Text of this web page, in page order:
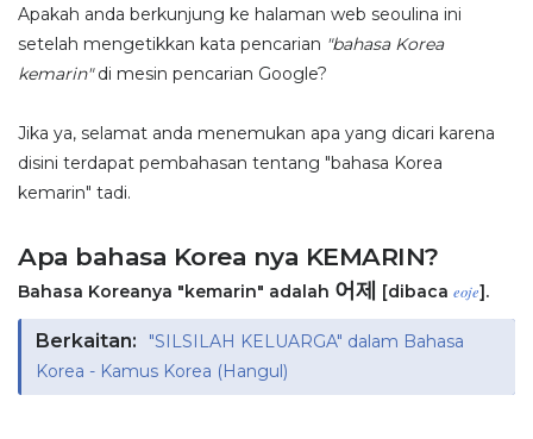
Apakah anda berkunjung ke halaman web seoulina ini
setelah mengetikkan kata pencarian "bahasa Korea
kemarin"di mesin pencarian Google?
Jika ya, selamat anda menemukan apa yang dicari karena
disini terdapat pembahasan tentang "bahasa Korea
kemarin" tadi.
Apa bahasa Korea nya KEMARIN?
Bahasa Koreanya "kemarin" adalah 어제 [dibaca eoje].
Berkaitan:
"SILSILAH KELUARGA" dalam Bahasa
Korea - Kamus Korea (Hangul)